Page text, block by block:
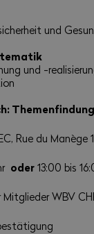
und
und -
Rue du Manège
oder 13:00 bis
WBV